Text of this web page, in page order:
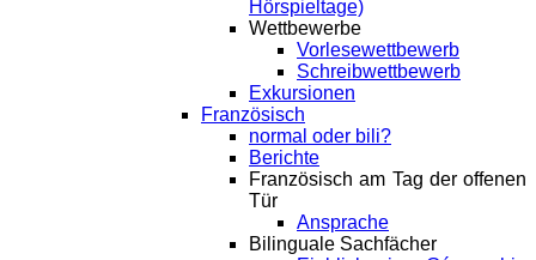
Hörspieltage)
Wettbewerbe
Vorlesewettbewerb
Schreibwettbewerb
Exkursionen
Französisch
normal oder bili?
Berichte
Französisch am Tag der offenen
Tür
Ansprache
Bilinguale Sachfächer